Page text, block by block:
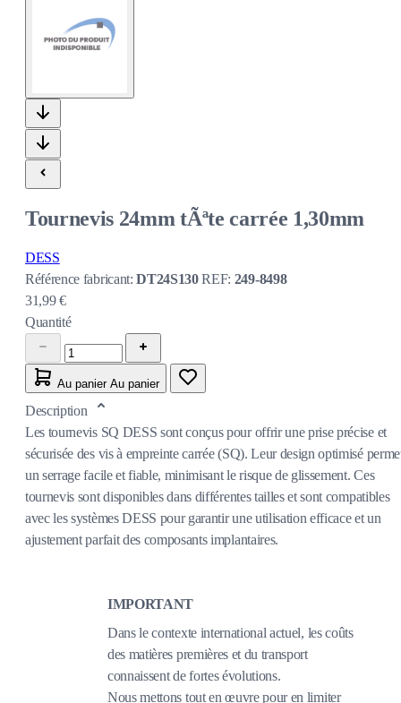
Tournevis 24mm tÃªte carrée 1,30mm
DESS
Référence fabricant:DT24S130REF: 249-8498
31,99 €
Quantité
Au panier Au panier
Description
Les tournevis SQ DESS sont conçus pour offrir une prise précise et
sécurisée des vis à empreinte carrée (SQ). Leur design optimisé
un serrage facile et fiable, minimisant le risque de glissement. Ces
tournevis sont disponibles dans différentes tailles et sont compatibles
avec les systèmes DESS pour garantir une utilisation efficace et un
ajustement parfait des composants implantaires.
IMPORTANT
Dans le contexte international actuel, les coûts
des matières premières et du transport
connaissent de fortes évolutions.
Nous mettons tout en œuvre pour en limiter